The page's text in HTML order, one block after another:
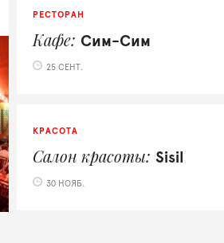
РЕСТОРАН
Кафе Сим-Сим
25 СЕНТ.
КРАСОТА
Салон красоты Sisil
30 НОЯБ.